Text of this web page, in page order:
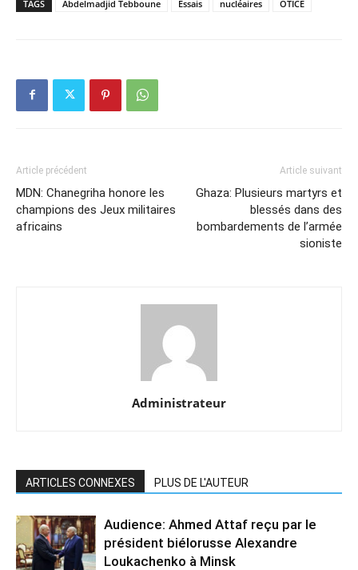
TAGS Abdelmadjid Tebboune Essais nucléaires OTICE
Article précédent
MDN: Chanegriha honore les
champions des Jeux militaires
africains
Article suivant
Ghaza: Plusieurs martyrs et
blessés dans des
bombardements de l’armée
sioniste
Administrateur
ARTICLES CONNEXES PLUS DE L'AUTEUR
Audience: Ahmed Attaf reçu par le
président biélorusse Alexandre
Loukachenko à Minsk